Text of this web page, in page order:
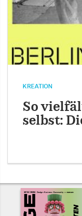
KREATION
So
selbst: